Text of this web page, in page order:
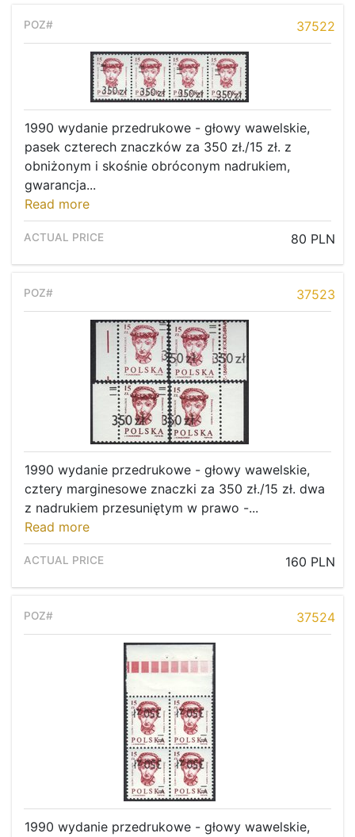
37522
1990 wydanie przedrukowe - głowy wawelskie,
pasek czterech znaczków za 350 zł./15 zł. z
obniżonym i skośnie obróconym nadrukiem,
gwarancja...
Read more
80 PLN
37523
1990 wydanie przedrukowe - głowy wawelskie,
cztery marginesowe znaczki za 350 zł./15 zł. dwa
z nadrukiem przesuniętym w prawo -...
Read more
160 PLN
37524
1990 wydanie przedrukowe - głowy wawelskie,